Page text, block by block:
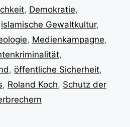
, Demokratie,
islamische Gewaltkultur,
, Medienkampagne,
,
, öffentliche Sicherheit,
, Roland Koch, Schutz der